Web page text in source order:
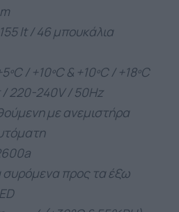
lt / 46 μπουκάλια
/ +10ºC & +10ºC / +18ºC
220-240V / 50Hz
με ανεμιστήρα
προς τα έξω